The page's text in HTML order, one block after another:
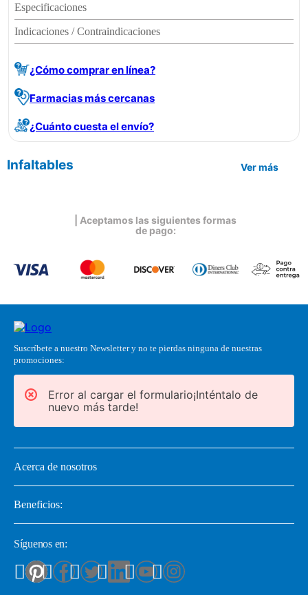
Especificaciones
Indicaciones / Contraindicaciones
¿Cómo comprar en línea?
Farmacias más cercanas
¿Cuánto cuesta el envío?
Infaltables Ver más
| Aceptamos las siguientes formas
de pago:
Suscríbete a nuestro Newsletter y no te pierdas ninguna de nuestras
promociones:
Error al cargar el formulario¡Inténtalo de
nuevo más tarde!
Acerca de nosotros
Beneficios:
Síguenos en: